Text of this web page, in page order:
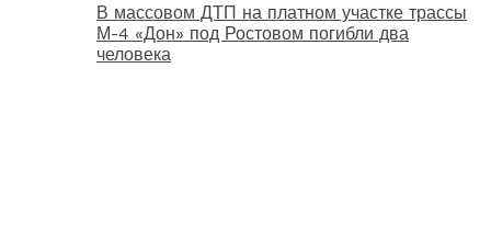
В массовом ДТП на платном участке трассы
М-4 «Дон» под Ростовом погибли два
человека